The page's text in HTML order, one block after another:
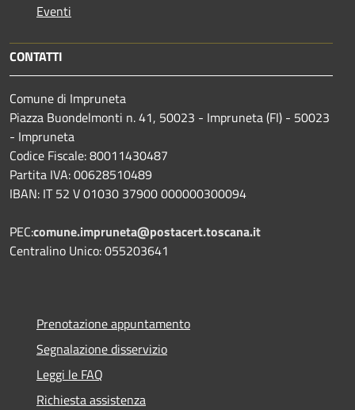
Eventi
CONTATTI
Comune di Impruneta
Piazza Buondelmonti n. 41, 50023 - Impruneta (FI) - 50023
- Impruneta
Codice Fiscale: 80011430487
Partita IVA: 00628510489
IBAN: IT 52 V 01030 37900 000000300094
PEC:comune.impruneta@postacert.toscana.it
Centralino Unico: 055203641
Prenotazione appuntamento
Segnalazione disservizio
Leggi le FAQ
Richiesta assistenza